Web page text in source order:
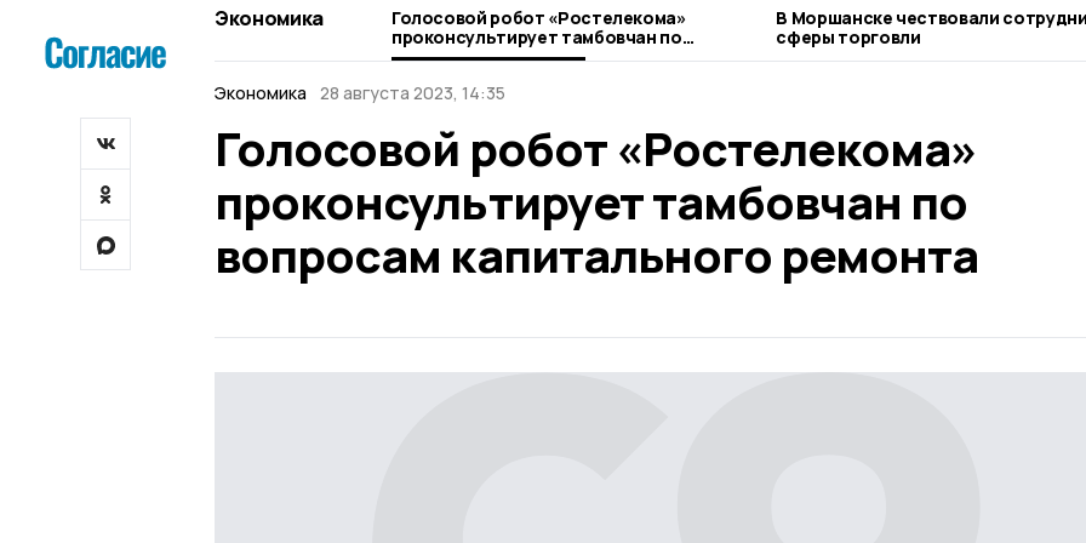
Экономика
Голосовой робот «Ростелекома»
проконсультирует тамбовчан по
вопросам капитального ремонта
В Моршанске чествовали
сферы торговли
Экономика 28 августа 2023, 14:35
Голосовой робот «Ростелекома»
проконсультирует тамбовчан по
вопросам капитального ремонта